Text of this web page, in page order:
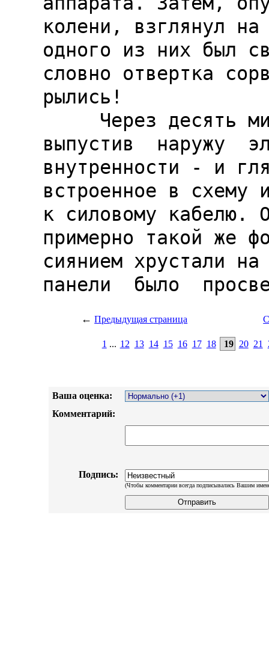
← Предыдущая страница
1 ... 12 13 14 15 16 17 18 19 20 21
Ваша оценка:
Комментарий:
Подпись:
(Чтобы комментарии всегда подписывались Вашим